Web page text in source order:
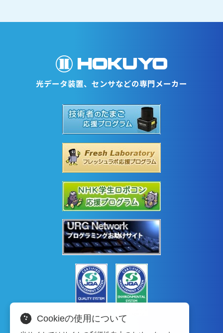
光データ装置、センサなどの専門メーカー
Cookieの使用について